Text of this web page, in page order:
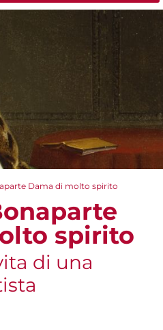
Dama di molto spirito
spirito
di una